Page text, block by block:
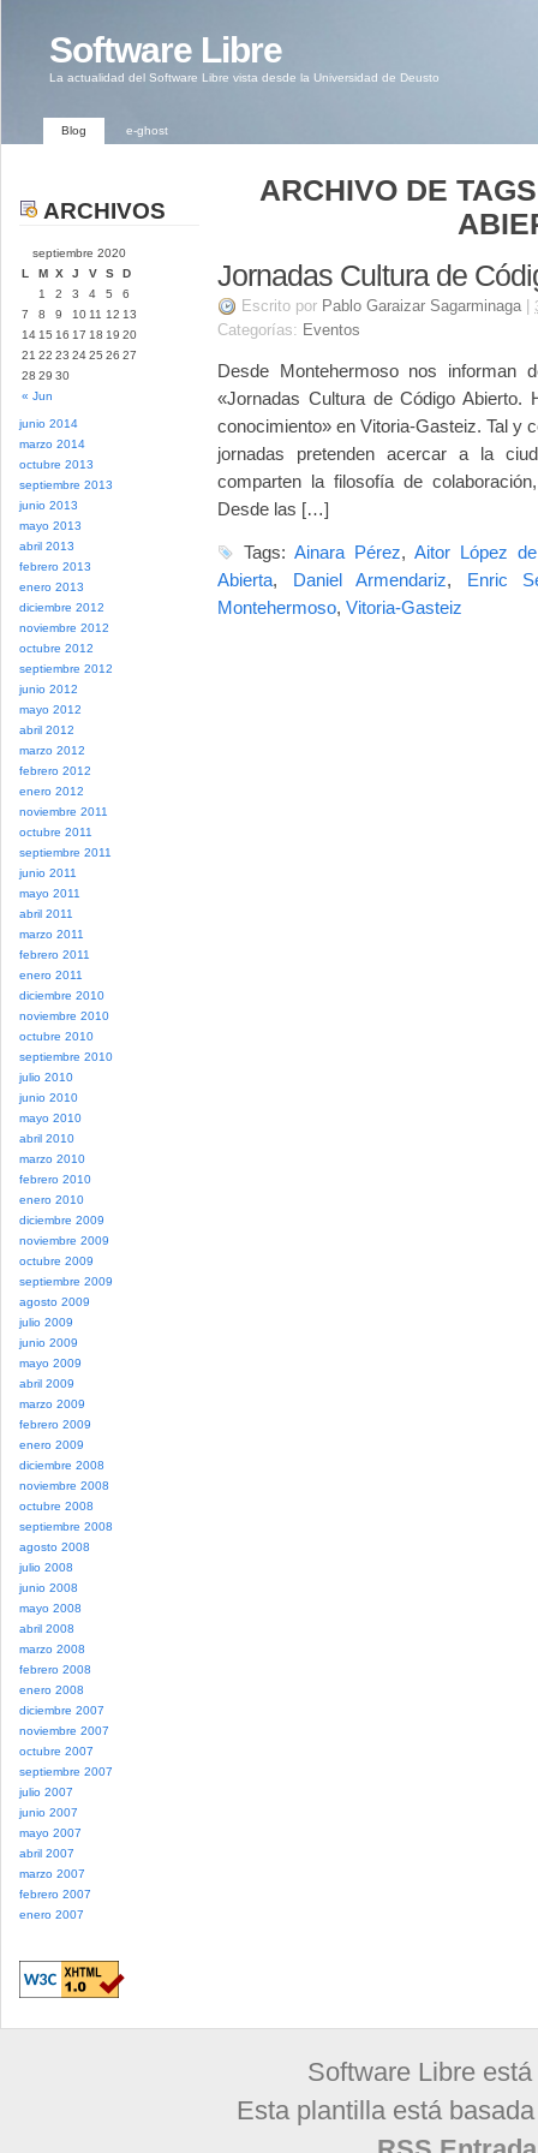
Software Libre
La actualidad del Software Libre vista desde la Universidad de Deusto
Blog e-ghost
ARCHIVOS
septiembre 2020
L
M X J V S D
« Jun
1 2 3 4 5
6
7
8 9 10 11 12 13
14 15 16 17 18 19 20
21 22 23 2425 26 27
28 29 30
junio 2014
marzo 2014
octubre 2013
septiembre 2013
junio 2013
mayo 2013
abril 2013
febrero 2013
enero 2013
diciembre 2012
noviembre 2012
octubre 2012
septiembre 2012
junio 2012
mayo 2012
abril 2012
marzo 2012
febrero 2012
enero 2012
noviembre 2011
octubre 2011
septiembre 2011
junio 2011
mayo 2011
abril 2011
marzo 2011
febrero 2011
enero 2011
diciembre 2010
noviembre 2010
octubre 2010
septiembre 2010
julio 2010
junio 2010
mayo 2010
abril 2010
marzo 2010
febrero 2010
enero 2010
diciembre 2009
noviembre 2009
octubre 2009
septiembre 2009
agosto 2009
julio 2009
junio 2009
mayo 2009
abril 2009
marzo 2009
febrero 2009
enero 2009
diciembre 2008
noviembre 2008
octubre 2008
septiembre 2008
agosto 2008
julio 2008
junio 2008
mayo 2008
abril 2008
marzo 2008
febrero 2008
enero 2008
diciembre 2007
noviembre 2007
octubre 2007
septiembre 2007
julio 2007
junio 2007
mayo 2007
abril 2007
marzo 2007
febrero 2007
enero 2007
ARCHIVO DE
Jornadas Cultura de
Escrito por Pablo Garaizar Sagarminaga
Categorías: Eventos
Desde Montehermoso nos
«Jornadas Cultura de Código
conocimiento» en Vitoria-Gasteiz. Tal y
jornadas pretenden acercar a la
comparten la filosofía de
Desde las […]
Tags: Ainara Pérez,Aitor López
Abierta, Daniel Armendariz, Enric
Montehermoso, Vitoria-Gasteiz
Software Libre
Esta plantilla está